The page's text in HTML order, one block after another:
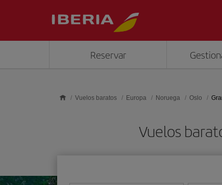
Reservar
Vuelos baratos Europa Noruega Oslo
Vuelos